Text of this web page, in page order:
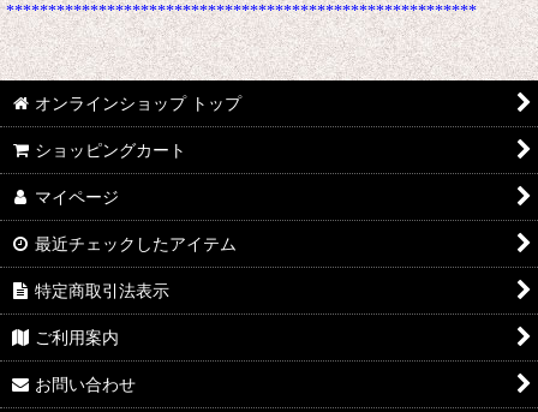
********************************************************
オンラインショップ トップ
ショッピングカート
マイページ
最近チェックしたアイテム
特定商取引法表示
ご利用案内
お問い合わせ